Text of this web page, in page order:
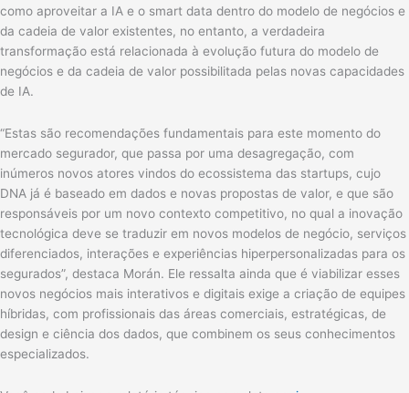
como aproveitar a IA e o smart data dentro do modelo de negócios e
da cadeia de valor existentes, no entanto, a verdadeira
transformação está relacionada à evolução futura do modelo de
negócios e da cadeia de valor possibilitada pelas novas capacidades
de IA.
“Estas são recomendações fundamentais para este momento do
mercado segurador, que passa por uma desagregação, com
inúmeros novos atores vindos do ecossistema das startups, cujo
DNA já é baseado em dados e novas propostas de valor, e que são
responsáveis por um novo contexto competitivo, no qual a inovação
tecnológica deve se traduzir em novos modelos de negócio, serviços
diferenciados, interações e experiências hiperpersonalizadas para os
segurados”, destaca Morán. Ele ressalta ainda que é viabilizar esses
novos negócios mais interativos e digitais exige a criação de equipes
híbridas, com profissionais das áreas comerciais, estratégicas, de
design e ciência dos dados, que combinem os seus conhecimentos
especializados.